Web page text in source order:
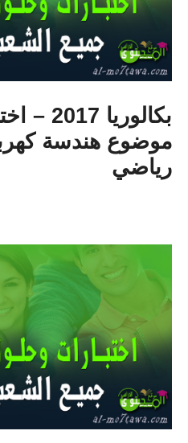
موضوع هندسة
رياضي